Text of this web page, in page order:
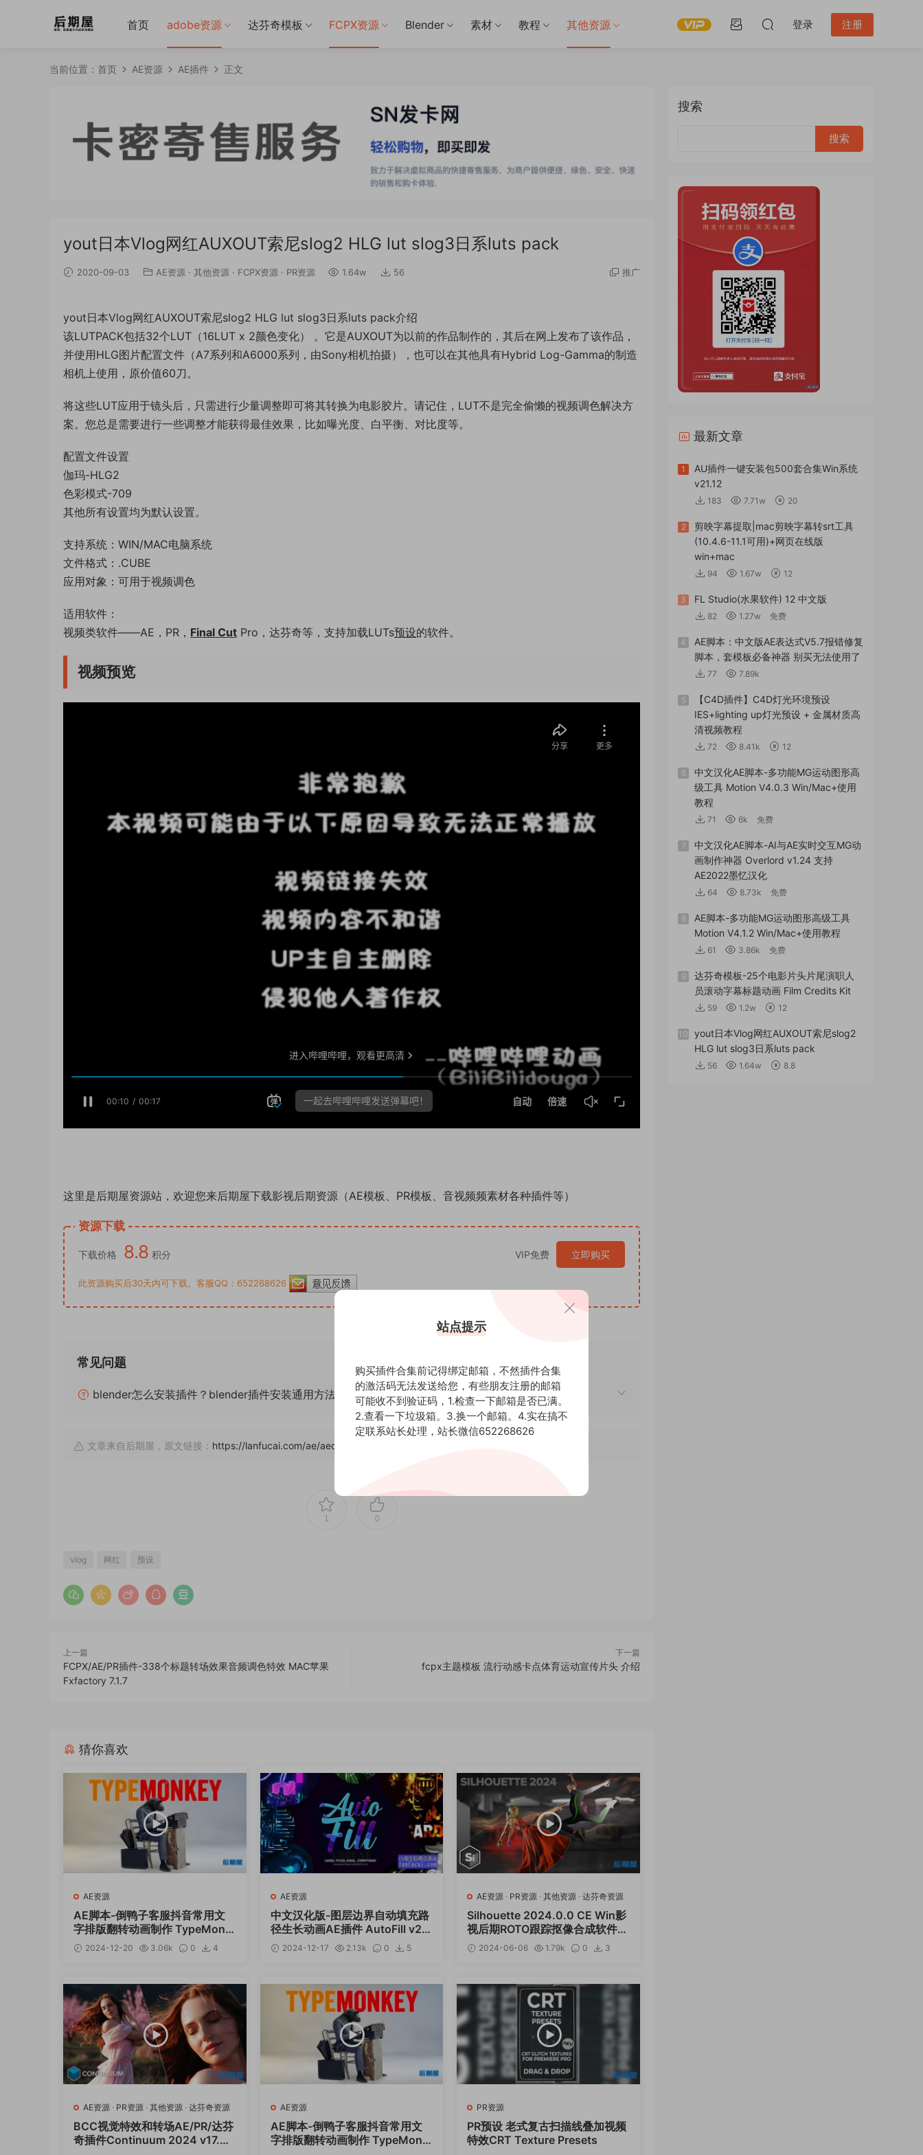
首页 adobe资源 达芬奇模板 FCPX资源 Blender 素材 教程 其他资源 登录 注册
当前位置： 首页 AE资源 AE插件 正文
yout日本Vlog网红AUXOUT索尼slog2 HLG lut slog3日系luts pack
2020-09-03 AE资源 · 其他资源 · FCPX资源 · PR资源 1.64w 56 推广
yout日本Vlog网红AUXOUT索尼slog2 HLG lut slog3日系luts pack介绍
该LUTPACK包括32个LUT（16LUT x 2颜色变化） 。它是AUXOUT为以前的作品制作的，其后在网上发布了该作品，
并使用HLG图片配置文件（A7系列和A6000系列，由Sony相机拍摄），也可以在其他具有Hybrid Log-Gamma的制造
相机上使用，原价值60刀。
将这些LUT应用于镜头后，只需进行少量调整即可将其转换为电影胶片。请记住，LUT不是完全偷懒的视频调色解决方
案。您总是需要进行一些调整才能获得最佳效果，比如曝光度、白平衡、对比度等。
配置文件设置
伽玛-HLG2
色彩模式-709
其他所有设置均为默认设置。
支持系统：WIN/MAC电脑系统
文件格式：.CUBE
应用对象：可用于视频调色
适用软件：
视频类软件——AE，PR， Final Cut Pro，达芬奇等，支持加载LUTs预设的软件。
视频预览
这里是后期屋资源站，欢迎您来后期屋下载影视后期资源（AE模板、PR模板、音视频频素材各种插件等）
资源下载
下载价格 8.8 积分 VIP免费 立即购买
此资源购买后30天内可下载。客服QQ：652268626
常见问题
blender怎么安装插件？blender插件安装通用方法！
文章来自后期屋，原文链接： https://lanfucai.com/ae/aecjcjcj/8810
1 0
vlog 网红 预设
上一篇
FCPX/AE/PR插件-338个标题转场效果音频调色特效 MAC苹果
Fxfactory 7.1.7
下一篇
fcpx主题模板 流行动感卡点体育运动宣传片头 介绍
猜你喜欢
AE资源
AE脚本-倒鸭子客服抖音常用文
字排版翻转动画制作 TypeMonk
ey v1.26+使用教程
2024-12-20 3.06k 0
4
AE资源
中文汉化版-图层边界自动填充路
径生长动画AE插件 AutoFill v2.
0.2 Win
2024-12-17 2.13k 0
5
AE资源 · PR资源 ·其他资源 ·达芬奇资源
Silhouette 2024.0.0 CE Win影
视后期ROTO跟踪抠像合成软件A
E/PR/达芬奇/VEGAS/OFX插件
2024-06-06 1.79k 0
3
AE资源 · PR资源 · 其他资源 · 达芬奇资源
BCC视觉特效和转场AE/PR/达芬
奇插件Continuum 2024 v17.0.
AE资源
AE脚本-倒鸭子客服抖音常用文
字排版翻转动画制作 TypeMonk
PR资源
PR预设 老式复古扫描线叠加视频
特效CRT Texture Presets
搜索
最新文章
1
AU插件一键安装包500套合集Win系统
v21.12
183 7.71w 20
2
剪映字幕提取|mac剪映字幕转srt工具
(10.4.6-11.1可用)+网页在线版
win+mac
94 1.67w 12
3 FL Studio(水果软件) 12 中文版
82 1.27w 免费
4
AE脚本：中文版AE表达式V5.7报错修复
脚本，套模板必备神器 别买无法使用了
77 7.89k
5
【C4D插件】C4D灯光环境预设
IES+lighting up灯光预设 + 金属材质高
清视频教程
72 8.41k 12
6
中文汉化AE脚本-多功能MG运动图形高
级工具 Motion V4.0.3 Win/Mac+使用
教程
71 6k 免费
7
中文汉化AE脚本-AI与AE实时交互MG动
画制作神器 Overlord v1.24 支持
AE2022墨忆汉化
64 8.73k 免费
8
AE脚本-多功能MG运动图形高级工具
Motion V4.1.2 Win/Mac+使用教程
61 3.86k 免费
9
达芬奇模板-25个电影片头片尾演职人
员滚动字幕标题动画 Film Credits Kit
59 1.2w 12
10
yout日本Vlog网红AUXOUT索尼slog2
HLG lut slog3日系luts pack
56 1.64w 8.8
站点提示
购买插件合集前记得绑定邮箱，不然插件合集
的激活码无法发送给您，有些朋友注册的邮箱
可能收不到验证码，1.检查一下邮箱是否已满。
2.查看一下垃圾箱。3.换一个邮箱。4.实在搞不
定联系站长处理，站长微信652268626